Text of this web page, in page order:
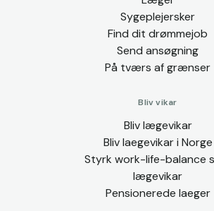
Sygeplejersker
Find dit drømmejob
Send ansøgning
På tværs af grænser
Bliv vikar
Bliv lægevikar
Bliv laegevikar i Norge
Styrk work-life-balance
lægevikar
Pensionerede laeger